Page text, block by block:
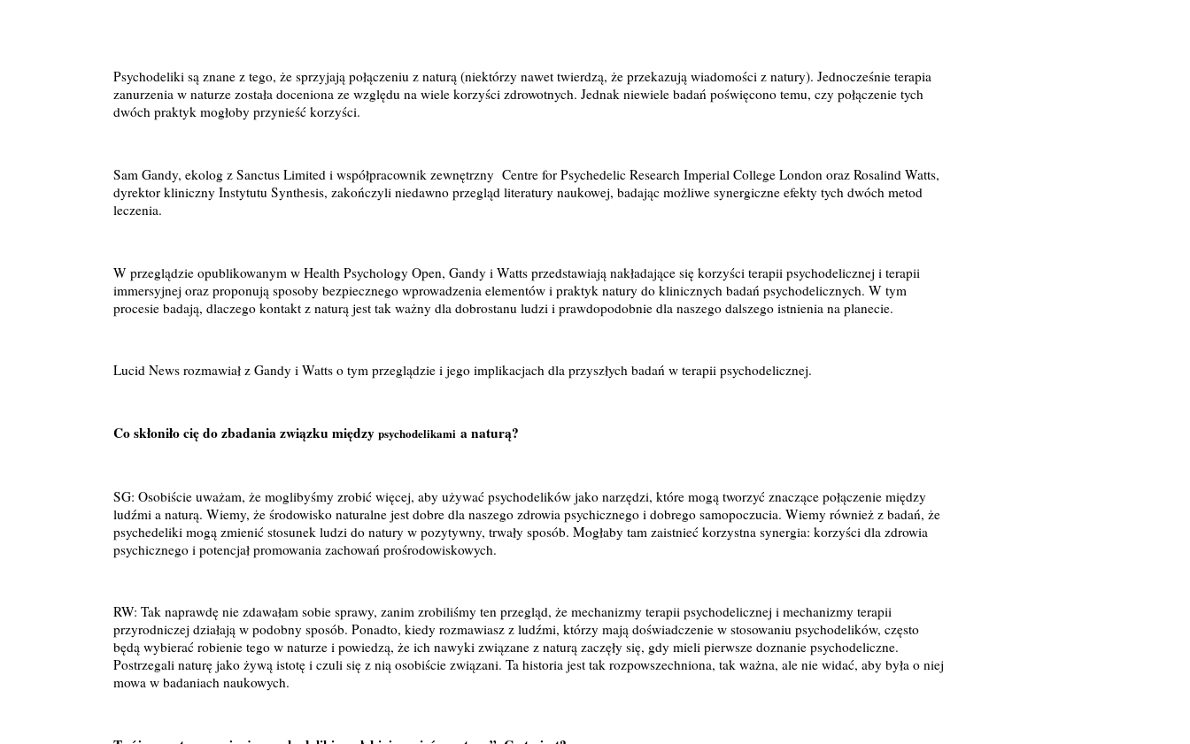
Psychodeliki są znane z tego, że sprzyjają połączeniu z naturą (niektórzy nawet twierdzą, że przekazują wiadomości z natury). Jednocześnie terapia
zanurzenia w naturze została doceniona ze względu na wiele korzyści zdrowotnych. Jednak niewiele badań poświęcono temu, czy połączenie tych
dwóch praktyk mogłoby przynieść korzyści.
Sam Gandy, ekolog z Sanctus Limited i współpracownik zewnętrzny Centre for Psychedelic Research Imperial College London oraz Rosalind Watts,
dyrektor kliniczny Instytutu Synthesis, zakończyli niedawno przegląd literatury naukowej, badając możliwe synergiczne efekty tych dwóch metod
leczenia.
W przeglądzie opublikowanym w Health Psychology Open, Gandy i Watts przedstawiają nakładające się korzyści terapii psychodelicznej i terapii
immersyjnej oraz proponują sposoby bezpiecznego wprowadzenia elementów i praktyk natury do klinicznych badań psychodelicznych. W tym
procesie badają, dlaczego kontakt z naturą jest tak ważny dla dobrostanu ludzi i prawdopodobnie dla naszego dalszego istnienia na planecie.
Lucid News rozmawiał z Gandy i Watts o tym przeglądzie i jego implikacjach dla przyszłych badań w terapii psychodelicznej.
Co skłoniło cię do zbadania związku międzypsychodelikami a naturą?
SG: Osobiście uważam, że moglibyśmy zrobić więcej, aby używać psychodelików jako narzędzi, które mogą tworzyć znaczące połączenie między
ludźmi a naturą. Wiemy, że środowisko naturalne jest dobre dla naszego zdrowia psychicznego i dobrego samopoczucia. Wiemy również z badań, że
psychedeliki mogą zmienić stosunek ludzi do natury w pozytywny, trwały sposób. Mogłaby tam zaistnieć korzystna synergia: korzyści dla zdrowia
psychicznego i potencjał promowania zachowań prośrodowiskowych.
RW: Tak naprawdę nie zdawałam sobie sprawy, zanim zrobiliśmy ten przegląd, że mechanizmy terapii psychodelicznej i mechanizmy terapii
przyrodniczej działają w podobny sposób. Ponadto, kiedy rozmawiasz z ludźmi, którzy mają doświadczenie w stosowaniu psychodelików, często
będą wybierać robienie tego w naturze i powiedzą, że ich nawyki związane z naturą zaczęły się, gdy mieli pierwsze doznanie psychodeliczne.
Postrzegali naturę jako żywą istotę i czuli się z nią osobiście związani. Ta historia jest tak rozpowszechniona, tak ważna, ale nie widać, aby była o niej
mowa w badaniach naukowych.